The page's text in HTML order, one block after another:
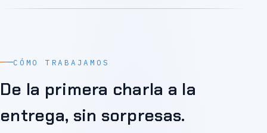
CÓMO TRABAJAMOS
De la primera charla a la
entrega, sin sorpresas.